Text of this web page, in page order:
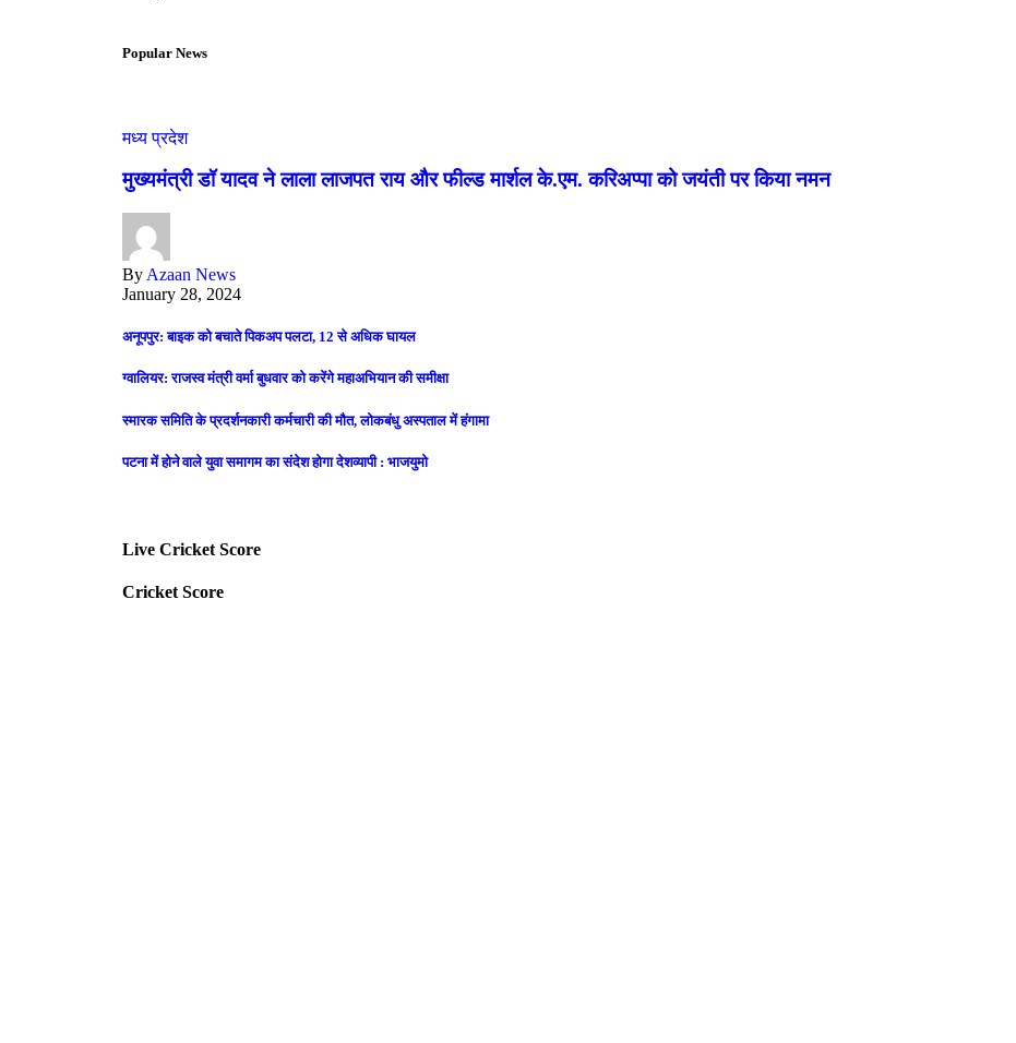
Popular News
मध्य प्रदेश
मुख्यमंत्री डॉ यादव ने लाला लाजपत राय और फील्ड मार्शल के.एम. करिअप्पा को जयंती पर किया नमन
By Azaan News
January 28, 2024
अनूपपुर: बाइक को बचाते पिकअप पलटा, 12 से अधिक घायल
ग्वालियर: राजस्व मंत्री वर्मा बुधवार को करेंगे महाअभियान की समीक्षा
स्मारक समिति के प्रदर्शनकारी कर्मचारी की मौत, लोकबंधु अस्पताल में हंगामा
पटना में होने वाले युवा समागम का संदेश होगा देशव्यापी : भाजयुमो
Live Cricket Score
Cricket Score